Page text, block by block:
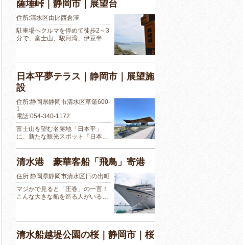
薩埵峠｜静岡市｜展望台
住所:清水区由比西倉澤
駐車場へクルマを停めて徒歩2～3
分で、富士山、駿河湾、伊豆半…
日本平夢テラス｜静岡市｜展望施
設
住所:静岡県静岡市清水区草薙600-
1
電話:054-340-1172
富士山を望む名勝地「日本平」
に、新たな観光スポット『日本…
清水港 豪華客船「飛鳥」寄港
住所:静岡県静岡市清水区日の出町
マジかで見ると「圧巻」の一言！
こんな大きな船を造る人がいる…
清水船越堤公園の桜｜静岡市｜桜